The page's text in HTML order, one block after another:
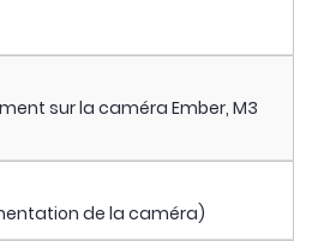
sur la caméra Ember, M3
de la caméra)